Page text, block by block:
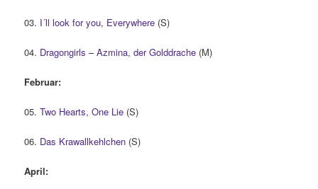
03. I´ll look for you, Everywhere (S)
04. Dragongirls – Azmina, der Golddrache (M)
Februar:
05.Two Hearts, One Lie (S)
06. Das Krawallkehlchen (S)
April: